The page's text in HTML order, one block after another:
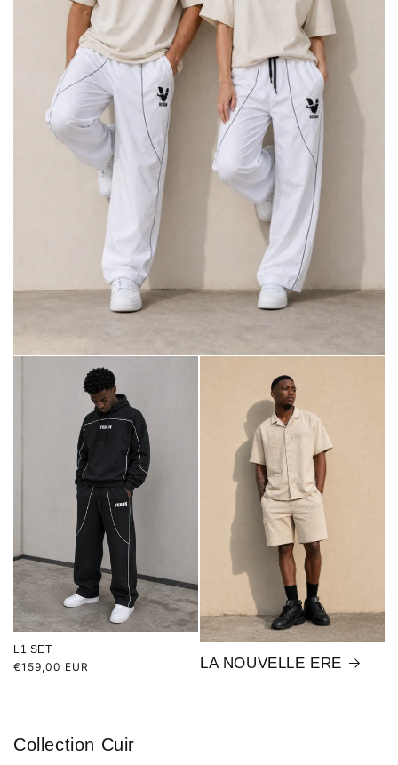
L1 SET
Prix
€159,00 EUR LA NOUVELLE ERE
Collection Cuir